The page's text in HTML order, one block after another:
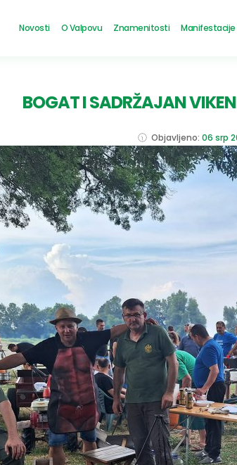
Novosti O Valpovu Znamenitosti Manifestacije
BOGAT I SADRŽAJAN
Objavljeno: 06 srp